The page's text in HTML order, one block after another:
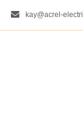
kay@acrel-